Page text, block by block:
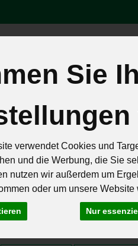
Sie
verwendet Cookies und
und die Werbung, die Sie
nutzen wir außerdem um
oder um unsere
Nur
Brot & Eier